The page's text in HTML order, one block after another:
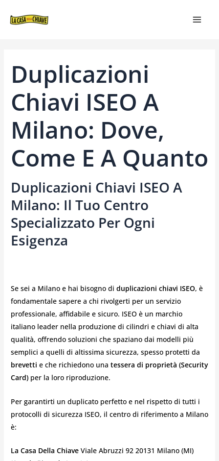
Duplicazioni
Chiavi ISEO A
Milano: Dove,
Come E A Quanto
Duplicazioni Chiavi ISEO A
Milano: Il Tuo Centro
Specializzato Per Ogni
Esigenza
Se sei a Milano e hai bisogno di duplicazioni chiavi ISEO, è
fondamentale sapere a chi rivolgerti per un servizio
professionale, affidabile e sicuro. ISEO è un marchio
italiano leader nella produzione di cilindri e chiavi di alta
qualità, offrendo soluzioni che spaziano dai modelli più
semplici a quelli di altissima sicurezza, spesso protetti da
brevetti e che richiedono una tessera di proprietà (Security
Card)per la loro riproduzione.
Per garantirti un duplicato perfetto e nel rispetto di tutti i
protocolli di sicurezza ISEO, il centro di riferimento a Milano
è:
La Casa Della ChiaveViale Abruzzi 92 20131 Milano (MI)
ARTICOLI